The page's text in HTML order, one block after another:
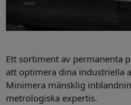
Ett sortiment av permanenta
att optimera dina industriella
Minimera mänsklig
metrologiska expertis.